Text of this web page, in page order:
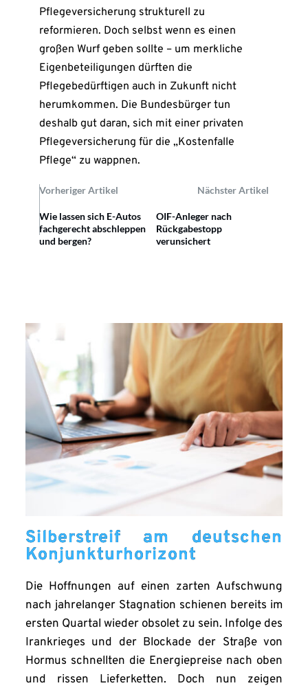
Silberstreif am deutschen
Konjunkturhorizont
Die Hoffnungen auf einen zarten Aufschwung
nach jahrelanger Stagnation schienen bereits im
ersten Quartal wieder obsolet zu sein. Infolge des
Irankrieges und der Blockade der Straße von
Hormus schnellten die Energiepreise nach oben
und rissen Lieferketten. Doch nun zeigen
Pflegeversicherung strukturell zu
reformieren. Doch selbst wenn es einen
großen Wurf geben sollte – um merkliche
Eigenbeteiligungen dürften die
Pflegebedürftigen auch in Zukunft nicht
herumkommen. Die Bundesbürger tun
deshalb gut daran, sich mit einer privaten
Pflegeversicherung für die „Kostenfalle
Pflege“ zu wappnen.
Vorheriger Artikel Nächster Artikel
Wie lassen sich E-Autos
fachgerecht abschleppen
und bergen?
OIF-Anleger nach
Rückgabestopp
verunsichert